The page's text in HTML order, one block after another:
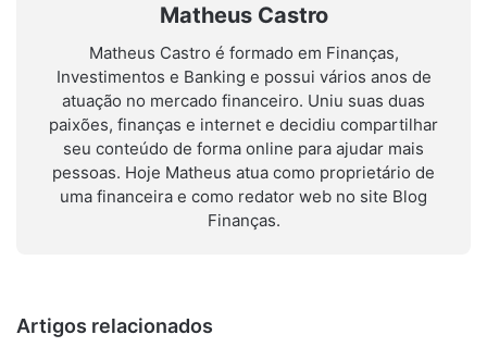
Matheus Castro
Matheus Castro é formado em Finanças,
Investimentos e Banking e possui vários anos de
atuação no mercado financeiro. Uniu suas duas
paixões, finanças e internet e decidiu compartilhar
seu conteúdo de forma online para ajudar mais
pessoas. Hoje Matheus atua como proprietário de
uma financeira e como redator web no site Blog
Finanças.
Artigos relacionados